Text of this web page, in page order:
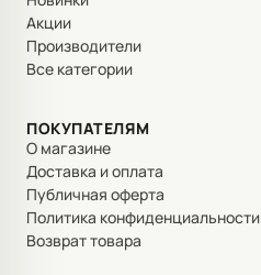
Акции
Производители
Все категории
ПОКУПАТЕЛЯМ
О магазине
Доставка и оплата
Публичная оферта
Политика конфиденциальности
Возврат товара